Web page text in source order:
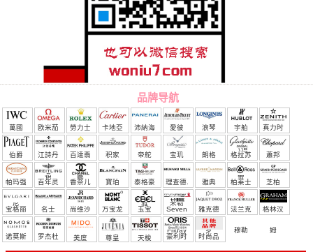
品牌导航
萬國 欧米茄 勞力士 卡地亞 沛納海 愛彼 浪琴 宇舶
（恒
宝）
真力时
伯爵 江詩丹
頓
百達翡
麗
积家 帝舵 宝玑 朗格 格拉苏
蒂
蕭邦
帕玛强
尼
百年灵 香奈儿 寶珀 泰格豪
雅
理查德.
米勒
雅典 柏莱士 芝柏
宝格丽 名士 尚维沙 万宝龙 玉宝 Seven
Friday
雅克德
罗
法兰克
穆勒
格林汉
姆
诺莫斯
罗杰杜 美度 尊皇 天梭 豪利时 时尚品